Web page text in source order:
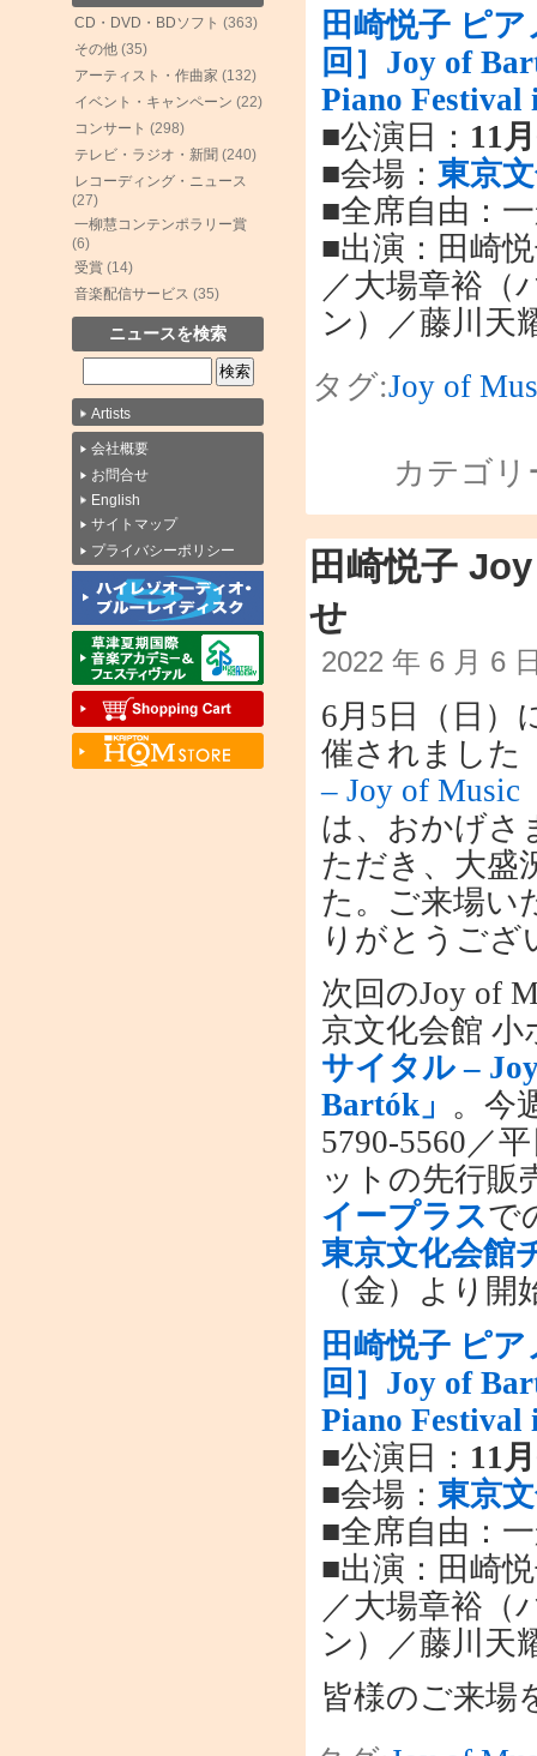
CD・DVD・BDソフト (363)
その他 (35)
アーティスト・作曲家 (132)
イベント・キャンペーン (22)
コンサート (298)
テレビ・ラジオ・新聞 (240)
レコーディング・ニュース
(27)
一柳慧コンテンポラリー賞
(6)
受賞 (14)
音楽配信サービス (35)
ニュースを検索
Artists
会社概要
お問合せ
English
サイトマップ
プライバシーポリシー
田崎悦子 ピ
回］Joy of
Piano Festival
■公演日： 11
■会場： 東京
■全席自由：
■出演：田崎
／大場章裕（
ン）／藤川天
タグ:Joy of
カテゴ
田崎悦子
せ
2022 年 6 月 6
6月5日（日）
催されました
– Joy of Music
は、おかげさ
ただき、大盛
た。ご来場い
りがとうござ
次回のJoy of
京文化会館
サイタル –
Bartók」 。今
5790-5560／
ットの先行販
イープラスで
東京文化会館
（金）より
田崎悦子 ピ
回］Joy of
Piano Festival
■公演日： 11
■会場： 東京
■全席自由：
■出演：田崎
／大場章裕（
ン）／藤川天
皆様のご来場